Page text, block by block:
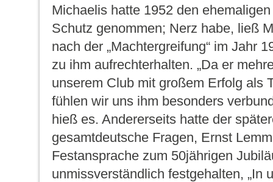
Michaelis hatte 1952 den
Schutz genommen; Nerz habe, ließ
nach der „Machtergreifung“ im Jahr
zu ihm aufrechterhalten. „Da er
unserem Club mit großem Erfolg als
fühlen wir uns ihm besonders
hieß es. Andererseits hatte der
gesamtdeutsche Fragen, Ernst
Festansprache zum 50jährigen
unmissverständlich festgehalten, „In